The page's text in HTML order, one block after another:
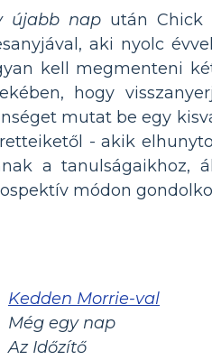
újabb nap után Chick
aki nyolc
kell megmenteni
hogy
mutat be egy
- akik
a tanulságaikhoz,
módon
Kedden Morrie-val
Még egy nap
Az Időzítő